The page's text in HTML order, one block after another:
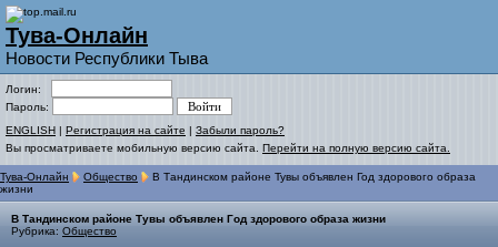
Тува-Онлайн
Новости Республики Тыва
Логин:
Пароль:
ENGLISH | Регистрация на сайте | Забыли пароль?
Вы просматриваете мобильную версию сайта. Перейти на полную версию сайта.
Тува-Онлайн Общество
В Тандинском районе Тувы объявлен Год здорового образа
жизни
В Тандинском районе Тувы объявлен Год здорового образа жизни
Рубрика: Общество